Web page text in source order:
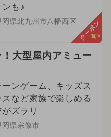
も♪
岡県北九州市八幡西区 クーポン
大型屋内アミュー
ーンゲーム、キッズス
など家族で楽しめる
ズラリ
岡県宗像市